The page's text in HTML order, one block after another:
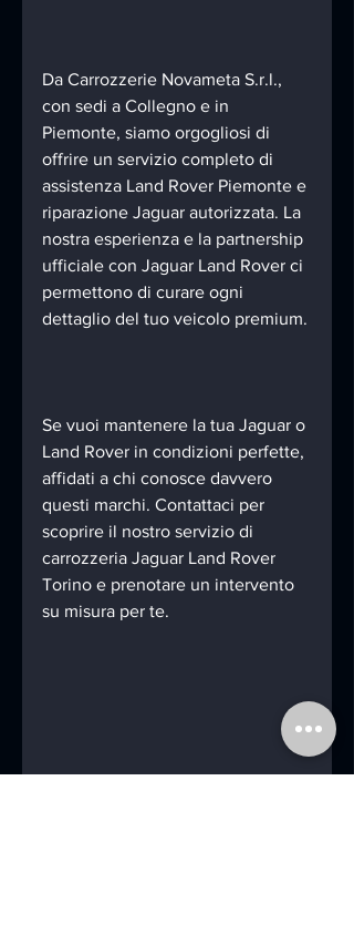
Da Carrozzerie Novameta S.r.l.,
con sedi a Collegno e in
Piemonte, siamo orgogliosi di
offrire un servizio completo di
assistenza Land Rover Piemonte e
riparazione Jaguar autorizzata. La
nostra esperienza e la partnership
ufficiale con Jaguar Land Rover ci
permettono di curare ogni
dettaglio del tuo veicolo premium.
Se vuoi mantenere la tua Jaguar o
Land Rover in condizioni perfette,
affidati a chi conosce davvero
questi marchi. Contattaci per
scoprire il nostro servizio di
carrozzeria Jaguar Land Rover
Torino e prenotare un intervento
su misura per te.